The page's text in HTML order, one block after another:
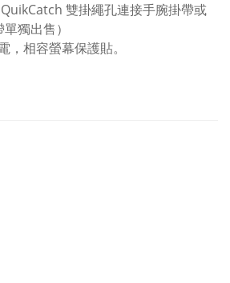
雙掛繩孔連接手腕掛帶或
獨出售）
，相容螢幕保護貼。